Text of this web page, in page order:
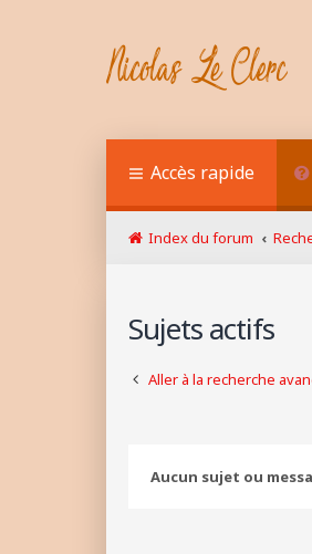
Accès rapide
Index du forum
Sujets actifs
Aller à la recherche
Aucun sujet ou